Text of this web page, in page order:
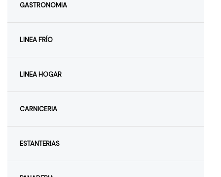
GASTRONOMIA
LINEA FRÍO
LINEA HOGAR
CARNICERIA
ESTANTERIAS